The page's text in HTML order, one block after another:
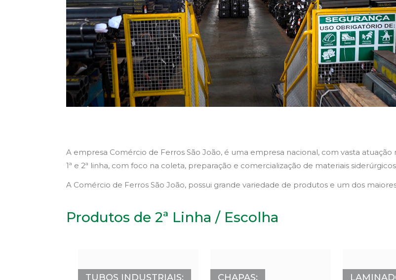
A empresa Comércio de Ferros São João, é uma empresa nacional, com vasta
1ª e 2ª linha, com foco na coleta, preparação e comercialização de materiais
A Comércio de Ferros São João, possui grande variedade de produtos e um dos
Produtos de 2ª Linha / Escolha
TUBOS INDUSTRIAIS: CHAPAS: